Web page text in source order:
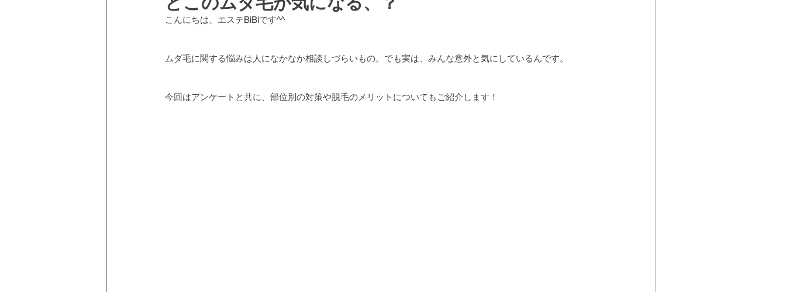
こんにちは、エステBiBiです^^
ムダ毛に関する悩みは人になかなか相談しづらいもの。でも実は、みんな意外と気にしているんです。
今回はアンケートと共に、部位別の対策や脱毛のメリットについてもご紹介します！